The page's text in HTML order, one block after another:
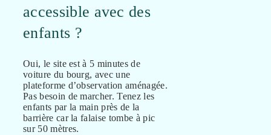
accessible avec des
enfants ?
Oui, le site est à 5 minutes de
voiture du bourg, avec une
plateforme d’observation aménagée.
Pas besoin de marcher. Tenez les
enfants par la main près de la
barrière car la falaise tombe à pic
sur 50 mètres.